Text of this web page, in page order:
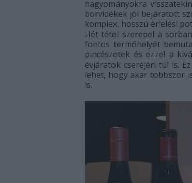
hagyományokra
borvidékek jól bejáratott
komplex, hosszú érlelési
Hét tétel szerepel a
fontos termőhelyét
pincészetek és ezzel a
évjáratok cseréjén túl is.
lehet, hogy akár többször
is.